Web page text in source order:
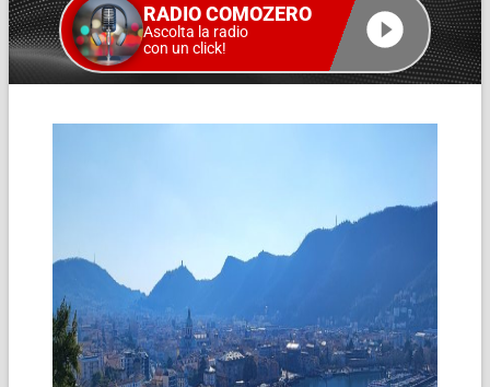
RADIO COMOZERO
Ascolta la radio
con un click!